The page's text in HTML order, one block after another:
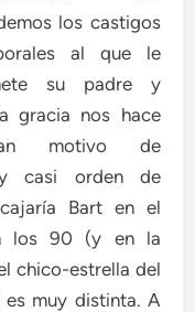
los castigos
al que le
su padre y
gracia nos hace
motivo de
y casi orden de
Bart en el
los 90 (y en la
chico-estrella del
muy distinta. A